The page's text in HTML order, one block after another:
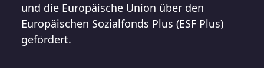
und die Europäische Union über den
Europäischen Sozialfonds Plus (ESF Plus)
gefördert.